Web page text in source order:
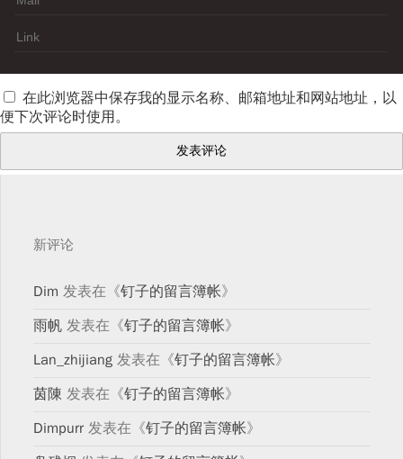
在此浏览器中保存我的显示名称、邮箱地址和网站地址，以
便下次评论时使用。
新评论
Dim 发表在《钉子的留言簿帐》
雨帆 发表在《钉子的留言簿帐》
Lan_zhijiang 发表在《钉子的留言簿帐》
茵陳 发表在《钉子的留言簿帐》
Dimpurr发表在《钉子的留言簿帐》